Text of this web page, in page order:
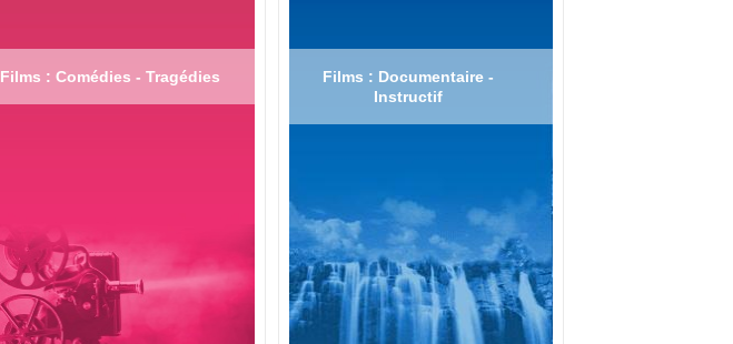
Films : Comédies - Tragédies
Films : Documentaire -
Instructif